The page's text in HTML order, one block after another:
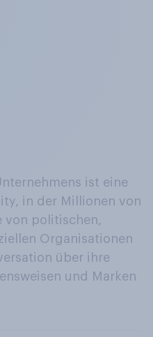
ist eine
in der Millionen von
von politischen,
Organisationen
über ihre
und Marken